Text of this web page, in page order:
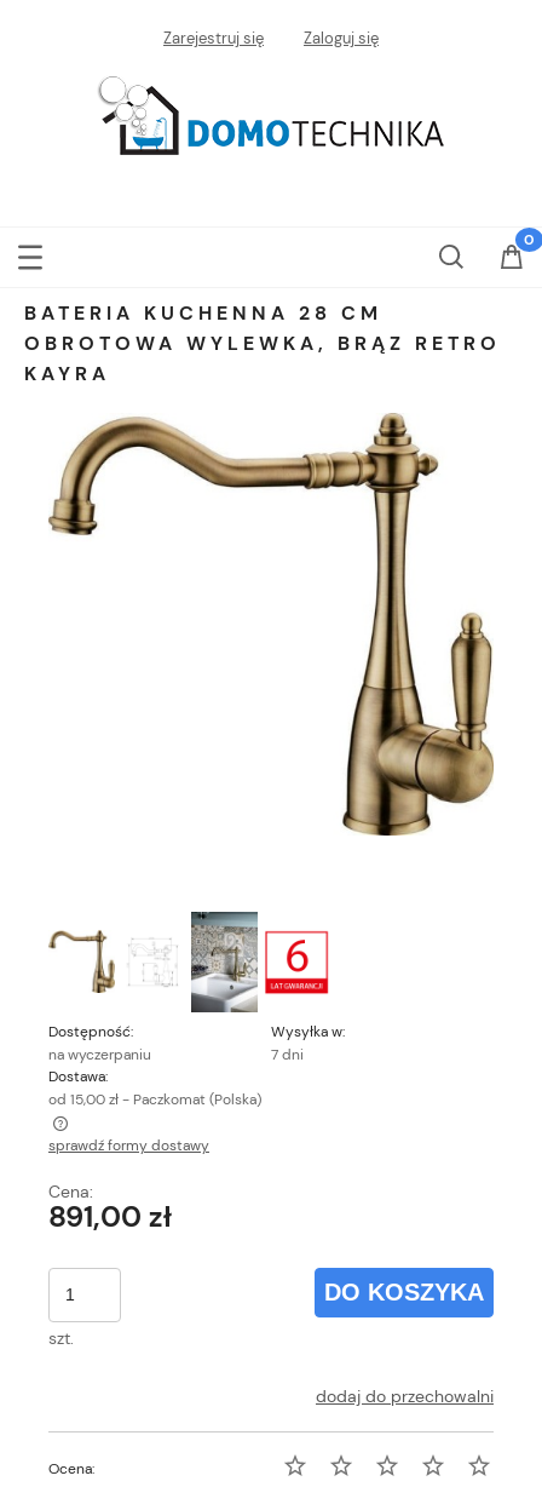
Zarejestruj się Zaloguj się
BATERIA KUCHENNA 28 CM
OBROTOWA WYLEWKA, BRĄZ RETRO
KAYRA
Dostępność:
na wyczerpaniu
Wysyłka w:
7 dni
Dostawa:
od 15,00 zł- Paczkomat(Polska)
Cena nie zawiera ewentualnych kosztów płatności
sprawdź formy dostawy
Cena:
891,00 zł
szt.
DO KOSZYKA
dodaj do przechowalni
Ocena: